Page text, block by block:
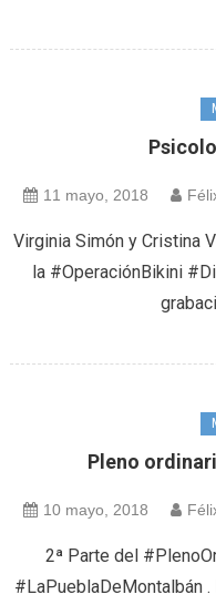
11 mayo, 2018
Virginia Simón y Cristina
la #OperaciónBikini
Pleno
10 mayo, 2018
2ª Parte del
#LaPueblaDeMontalbán